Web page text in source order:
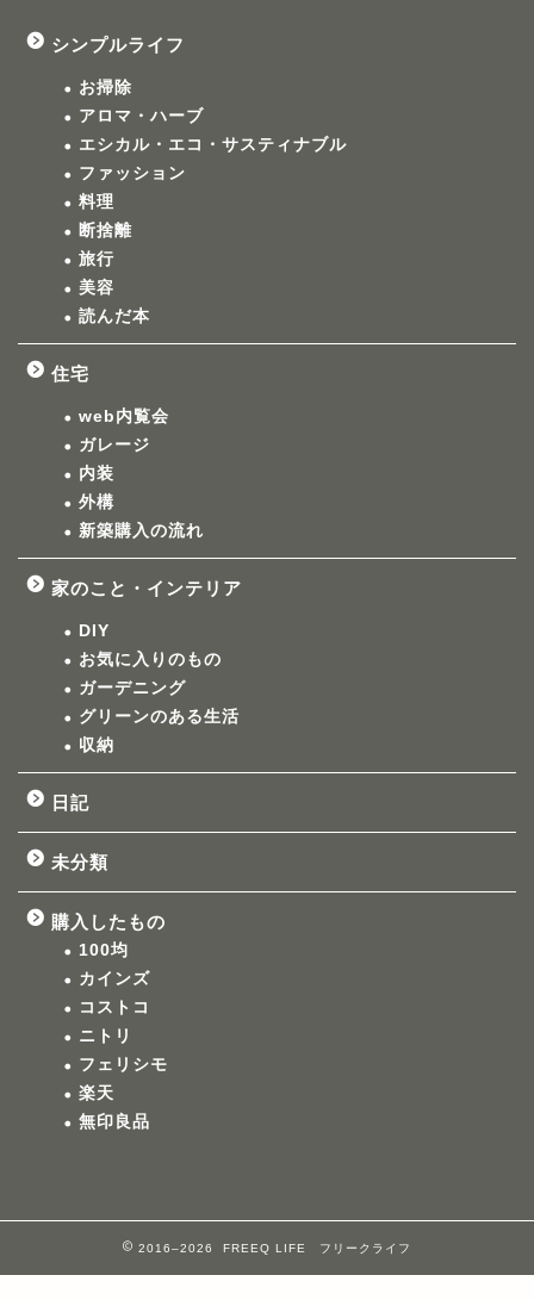
シンプルライフ
お掃除
アロマ・ハーブ
エシカル・エコ・サスティナブル
ファッション
料理
断捨離
旅行
美容
読んだ本
住宅
web内覧会
ガレージ
内装
外構
新築購入の流れ
家のこと・インテリア
DIY
お気に入りのもの
ガーデニング
グリーンのある生活
収納
日記
未分類
購入したもの
100均
カインズ
コストコ
ニトリ
フェリシモ
楽天
無印良品
2016–2026 FREEQ LIFE フリークライフ